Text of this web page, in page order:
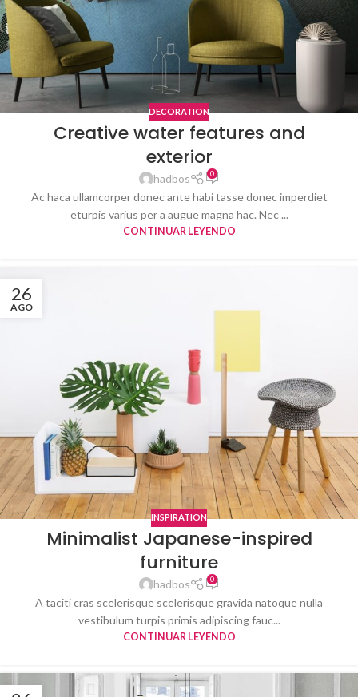
DECORATION
Creative water features and
exterior
hadbos 0
Ac haca ullamcorper donec ante habi tasse donec imperdiet
eturpis varius per a augue magna hac. Nec ...
CONTINUAR LEYENDO
26
AGO
INSPIRATION
Minimalist Japanese-inspired
furniture
hadbos 0
A taciti cras scelerisque scelerisque gravida natoque nulla
vestibulum turpis primis adipiscing fauc...
CONTINUAR LEYENDO